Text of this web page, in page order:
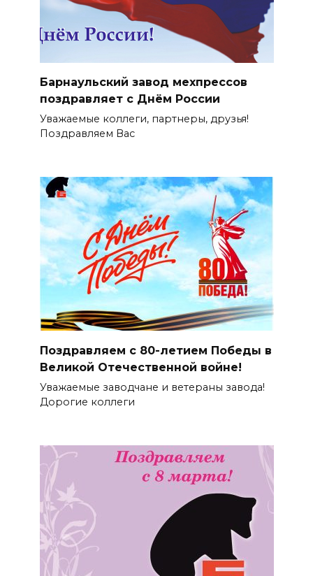
Барнаульский завод мехпрессов
поздравляет с Днём России
Уважаемые коллеги, партнеры, друзья!
Поздравляем Вас
Поздравляем с 80-летием Победы в
Великой Отечественной войне!
Уважаемые заводчане и ветераны завода!
Дорогие коллеги